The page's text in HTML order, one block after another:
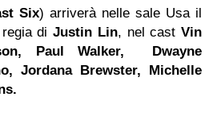
Six) arriverà nelle sale Usa il
regia diJustin Lin, nel castVin
Paul Walker, Dwayne
Jordana Brewster, Michelle